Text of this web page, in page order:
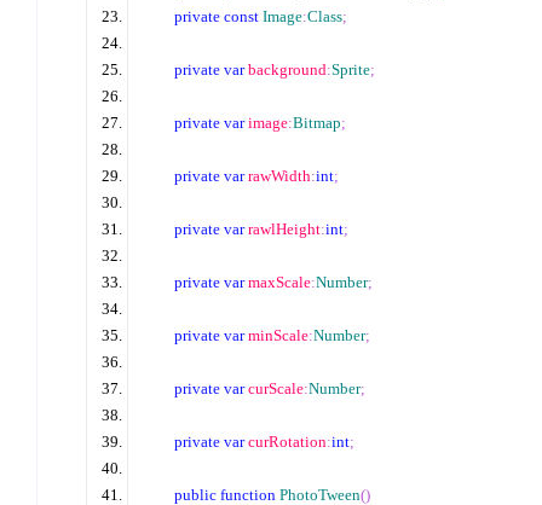
private const Image:Class;
private var background:Sprite;
private var image:Bitmap;
private var rawWidth:int;
private var rawlHeight:int;
private var maxScale:Number;
private var minScale:Number;
private var curScale:Number;
private var curRotation:int;
public function PhotoTween()